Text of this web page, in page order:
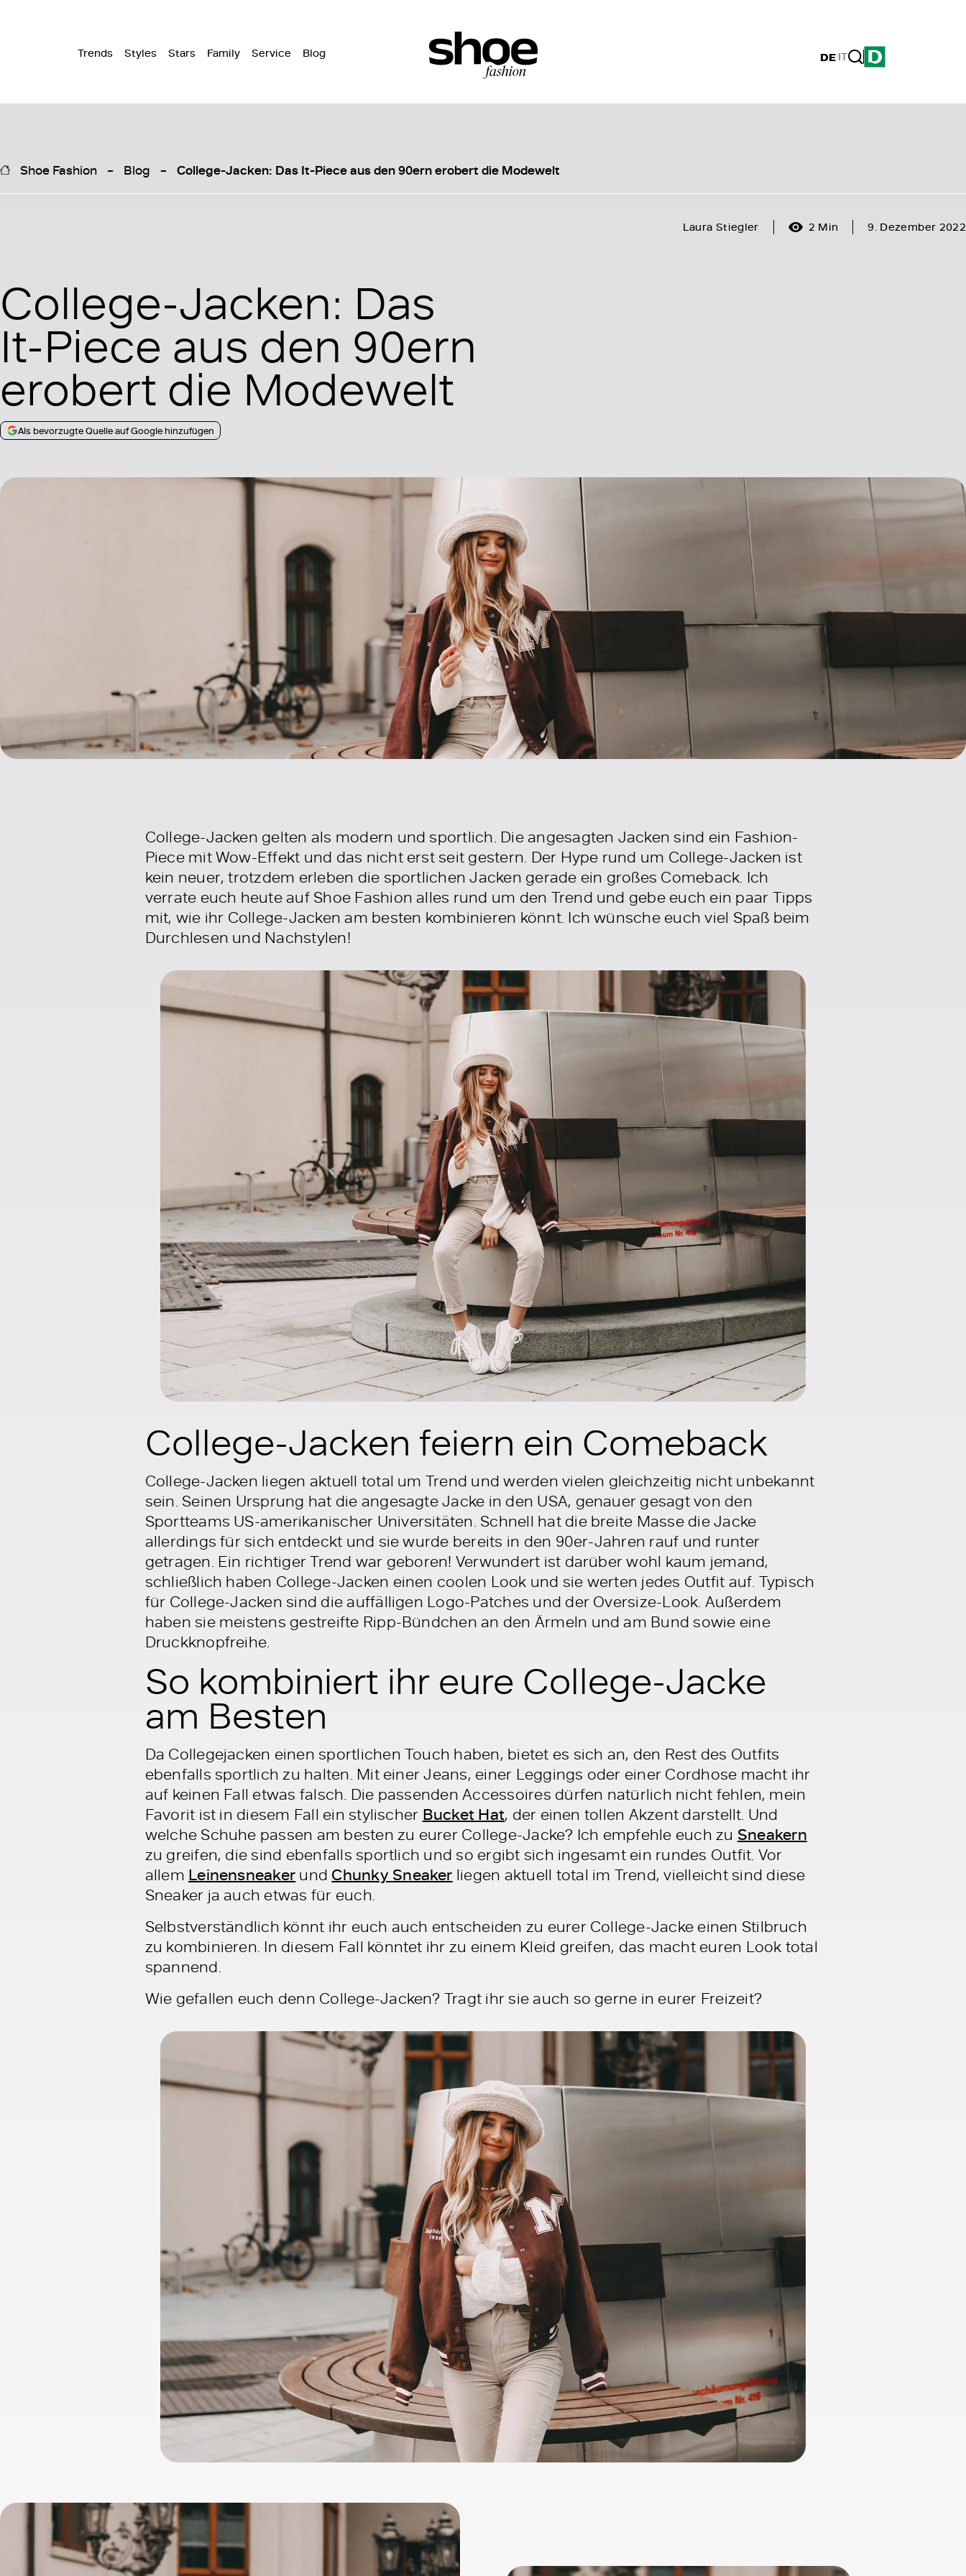
Trends Styles Stars Family Service Blog DE|IT
Shoe Fashion Blog College-Jacken: Das It-Piece aus den 90ern erobert die Modewelt
Laura Stiegler 2 Min 9. Dezember 2022
College-Jacken: Das
It-Piece aus den 90ern
erobert die Modewelt
Als bevorzugte Quelle auf Google hinzufügen
College-Jacken gelten als modern und sportlich. Die angesagten Jacken sind ein Fashion-
Piece mit Wow-Effekt und das nicht erst seit gestern. Der Hype rund um College-Jacken ist
kein neuer, trotzdem erleben die sportlichen Jacken gerade ein großes Comeback. Ich
verrate euch heute auf Shoe Fashion alles rund um den Trend und gebe euch ein paar Tipps
mit, wie ihr College-Jacken am besten kombinieren könnt. Ich wünsche euch viel Spaß beim
Durchlesen und Nachstylen!
College-Jacken feiern ein Comeback
College-Jacken liegen aktuell total um Trend und werden vielen gleichzeitig nicht unbekannt
sein. Seinen Ursprung hat die angesagte Jacke in den USA, genauer gesagt von den
Sportteams US-amerikanischer Universitäten. Schnell hat die breite Masse die Jacke
allerdings für sich entdeckt und sie wurde bereits in den 90er-Jahren rauf und runter
getragen. Ein richtiger Trend war geboren! Verwundert ist darüber wohl kaum jemand,
schließlich haben College-Jacken einen coolen Look und sie werten jedes Outfit auf. Typisch
für College-Jacken sind die auffälligen Logo-Patches und der Oversize-Look. Außerdem
haben sie meistens gestreifte Ripp-Bündchen an den Ärmeln und am Bund sowie eine
Druckknopfreihe.
So kombiniert ihr eure College-Jacke
am Besten
Da Collegejacken einen sportlichen Touch haben, bietet es sich an, den Rest des Outfits
ebenfalls sportlich zu halten. Mit einer Jeans, einer Leggings oder einer Cordhose macht ihr
auf keinen Fall etwas falsch. Die passenden Accessoires dürfen natürlich nicht fehlen, mein
Favorit ist in diesem Fall ein stylischer Bucket Hat, der einen tollen Akzent darstellt. Und
welche Schuhe passen am besten zu eurer College-Jacke? Ich empfehle euch zu Sneakern
zu greifen, die sind ebenfalls sportlich und so ergibt sich ingesamt ein rundes Outfit. Vor
allem Leinensneaker und Chunky Sneaker liegen aktuell total im Trend, vielleicht sind diese
Sneaker ja auch etwas für euch.
Selbstverständlich könnt ihr euch auch entscheiden zu eurer College-Jacke einen Stilbruch
zu kombinieren. In diesem Fall könntet ihr zu einem Kleid greifen, das macht euren Look total
spannend.
Wie gefallen euch denn College-Jacken? Tragt ihr sie auch so gerne in eurer Freizeit?